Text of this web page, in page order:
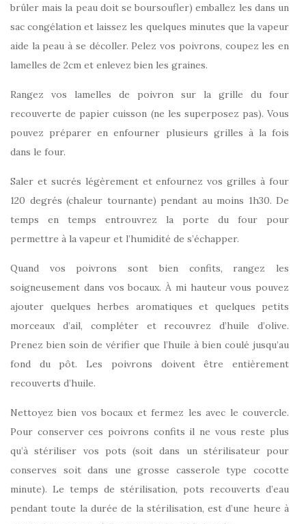
brûler mais la peau doit se boursoufler) emballez les dans un
sac congélation et laissez les quelques minutes que la vapeur
aide la peau à se décoller. Pelez vos poivrons, coupez les en
lamelles de 2cm et enlevez bien les graines.
Rangez vos lamelles de poivron sur la grille du four
recouverte de papier cuisson (ne les superposez pas). Vous
pouvez préparer en enfourner plusieurs grilles à la fois
dans le four.
Saler et sucrés légèrement et enfournez vos grilles à four
120 degrés (chaleur tournante) pendant au moins 1h30. De
temps en temps entrouvrez la porte du four pour
permettre à la vapeur et l’humidité de s’échapper.
Quand vos poivrons sont bien confits, rangez les
soigneusement dans vos bocaux. À mi hauteur vous pouvez
ajouter quelques herbes aromatiques et quelques petits
morceaux d’ail, compléter et recouvrez d’huile d’olive.
Prenez bien soin de vérifier que l’huile à bien coulé jusqu’au
fond du pôt. Les poivrons doivent être entièrement
recouverts d’huile.
Nettoyez bien vos bocaux et fermez les avec le couvercle.
Pour conserver ces poivrons confits il ne vous reste plus
qu’à stériliser vos pots (soit dans un stérilisateur pour
conserves soit dans une grosse casserole type cocotte
minute). Le temps de stérilisation, pots recouverts d’eau
pendant toute la durée de la stérilisation, est d’une heure à